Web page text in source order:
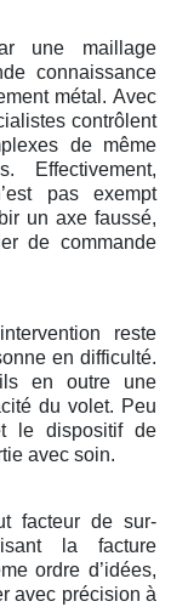
une maillage
connaissance
métal. Avec
contrôlent
de même
Effectivement,
pas exempt
un axe faussé,
de commande
reste
en difficulté.
en outre une
du volet. Peu
le dispositif de
avec soin.
facteur de sur-
la facture
ordre d’idées,
avec précision à